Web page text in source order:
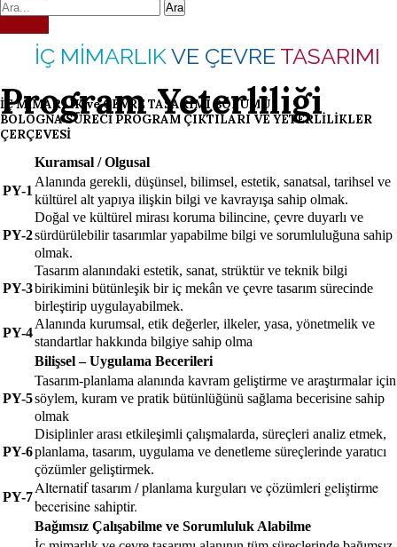
Ara
İÇ MİMARLIKVE ÇEVRE TASARIMI
Program Yeterliliği
İÇ MİMARLIK ve ÇEVRE TASARIMI BÖLÜMÜ
BOLOGNA SÜRECİ PROGRAM ÇIKTILARI VE YETERLİLİKLER
ÇERÇEVESİ
Kuramsal / Olgusal
PY-1
Alanında gerekli, düşünsel, bilimsel, estetik, sanatsal, tarihsel ve
kültürel alt yapıya ilişkin bilgi ve kavrayışa sahip olmak.
PY-2
Doğal ve kültürel mirası koruma bilincine, çevre duyarlı ve
sürdürülebilir tasarımlar yapabilme bilgi ve sorumluluğuna sahip
olmak.
PY-3
Tasarım alanındaki estetik, sanat, strüktür ve teknik bilgi
birikimini bütünleşik bir iç mekân ve çevre tasarım sürecinde
birleştirip uygulayabilmek.
PY-4
Alanında kurumsal, etik değerler, ilkeler, yasa, yönetmelik ve
standartlar hakkında bilgiye sahip olma
Bilişsel – Uygulama Becerileri
PY-5
Tasarım-planlama alanında kavram geliştirme ve araştırmalar için
söylem, kuram ve pratik bütünlüğünü sağlama becerisine sahip
olmak
PY-6
Disiplinler arası etkileşimli çalışmalarda, süreçleri analiz etmek,
planlama, tasarım, uygulama ve denetleme süreçlerinde yaratıcı
çözümler geliştirmek.
PY-7
Alternatif tasarım / planlama kurguları ve çözümleri geliştirme
becerisine sahiptir.
Bağımsız Çalışabilme ve Sorumluluk Alabilme